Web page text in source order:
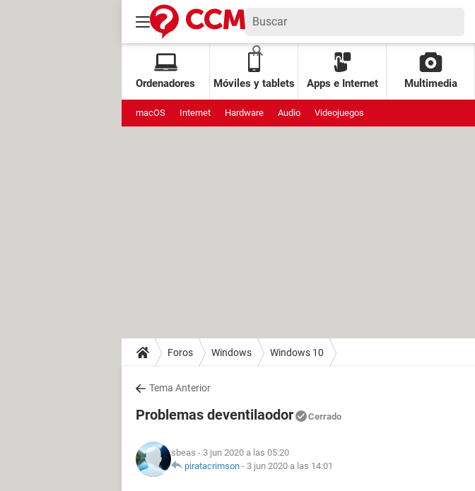
Ordenadores Móviles y tablets Apps e Internet Multimedia
macOS Internet Hardware Audio Videojuegos
Foros Windows Windows 10
Tema Anterior
Problemas deventilaodor Cerrado
sbeas - 3 jun 2020 a las 05:20
piratacrimson - 3 jun 2020 a las 14:01